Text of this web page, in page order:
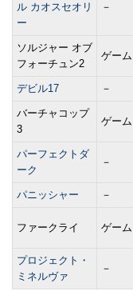
ル カオスセオリ
ー
－
ソルジャー オブ
フォーチュン2
ゲーム
デビル17 －
バーチャコップ
3
ゲーム
パーフェクトダ
ーク
－
パニッシャー －
ファークライ ゲーム
プロジェクト・
ミネルヴァ
－